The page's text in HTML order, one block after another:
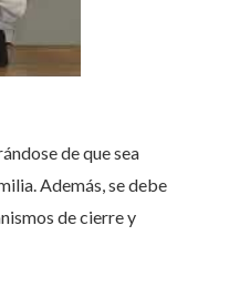
de que sea
Además, se debe
de cierre y